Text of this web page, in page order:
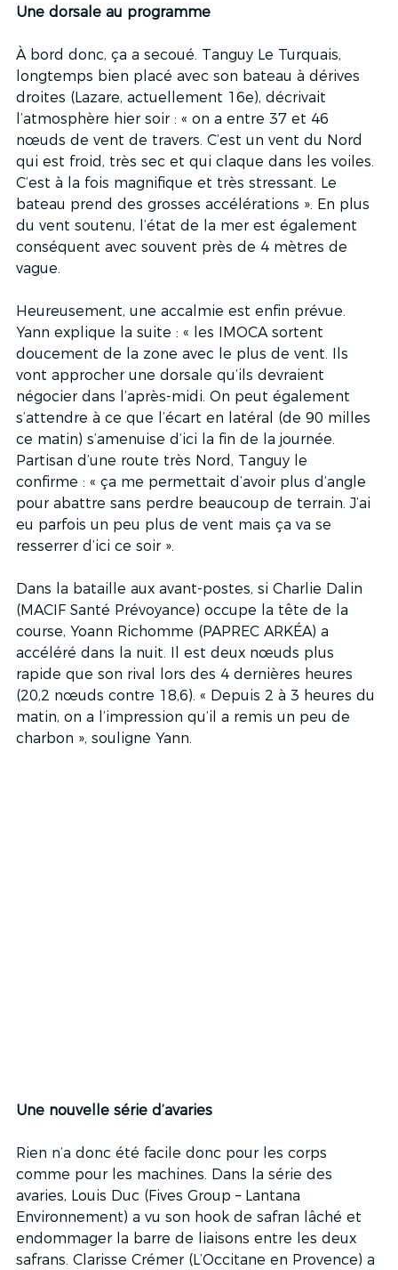
Une dorsale au programme
À bord donc, ça a secoué. Tanguy Le Turquais,
longtemps bien placé avec son bateau à dérives
droites (Lazare, actuellement 16e), décrivait
l’atmosphère hier soir : « on a entre 37 et 46
nœuds de vent de travers. C’est un vent du Nord
qui est froid, très sec et qui claque dans les voiles.
C’est à la fois magnifique et très stressant. Le
bateau prend des grosses accélérations ». En plus
du vent soutenu, l’état de la mer est également
conséquent avec souvent près de 4 mètres de
vague.
Heureusement, une accalmie est enfin prévue.
Yann explique la suite : « les IMOCA sortent
doucement de la zone avec le plus de vent. Ils
vont approcher une dorsale qu’ils devraient
négocier dans l’après-midi. On peut également
s’attendre à ce que l’écart en latéral (de 90 milles
ce matin) s’amenuise d’ici la fin de la journée.
Partisan d’une route très Nord, Tanguy le
confirme : « ça me permettait d’avoir plus d’angle
pour abattre sans perdre beaucoup de terrain. J’ai
eu parfois un peu plus de vent mais ça va se
resserrer d’ici ce soir ».
Dans la bataille aux avant-postes, si Charlie Dalin
(MACIF Santé Prévoyance) occupe la tête de la
course, Yoann Richomme (PAPREC ARKÉA) a
accéléré dans la nuit. Il est deux nœuds plus
rapide que son rival lors des 4 dernières heures
(20,2 nœuds contre 18,6). « Depuis 2 à 3 heures du
matin, on a l’impression qu’il a remis un peu de
charbon », souligne Yann.
Une nouvelle série d’avaries
Rien n’a donc été facile donc pour les corps
comme pour les machines. Dans la série des
avaries, Louis Duc (Fives Group – Lantana
Environnement) a vu son hook de safran lâché et
endommager la barre de liaisons entre les deux
safrans. Clarisse Crémer (L’Occitane en Provence) a